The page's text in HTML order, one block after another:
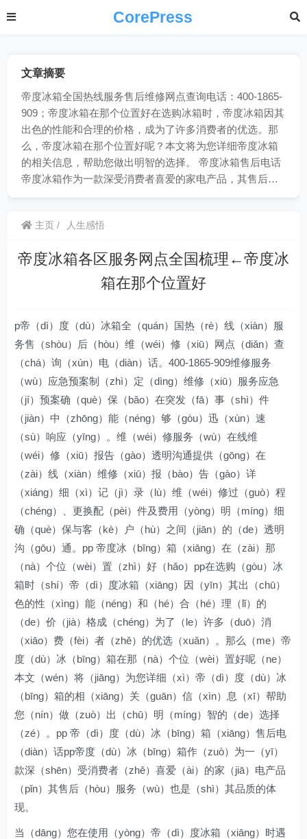
CorePress
文章摘要
帝度冰箱全国热线服务售后维修网点查询电话：400-1865-
909；帝度冰箱在那个位置好在选购冰箱时，帝度冰箱因其
出色的性能和合理的价格，成为了许多消费者的优选。那
么，帝度冰箱在那个位置好呢？本文将为您详细帝度冰箱
的相关信息，帮助您做出明智的选择。 帝度冰箱售后电话
帝度冰箱作为一款深受消费者喜爱的家电产品，其售后…
主页 人生感悟
帝度冰箱各区服务网点全国梳理←帝度冰
箱在那个位置好
p帝（dì）度（dù）冰箱全（quán）国热（rè）线（xiàn）服
务售（shòu）后（hòu）维（wéi）修（xiū）网点（diǎn）查
（chá）询（xún）电（diàn）话。400-1865-909维修服务
（wù）应急预案制（zhì）定（dìng）维修（xiū）服务应急
（jí）预案确（què）保（bǎo）在突发（fā）事（shì）件
（jiàn）中（zhōng）能（néng）够（gòu）迅（xùn）速
（sù）响应（yīng）。维（wéi）修服务（wù）在线维
（wéi）修（xiū）报告（gào）透明沟通提供（gōng）在
（zài）线（xiàn）维修（xiū）报（bào）告（gào）详
（xiáng）细（xì）记（jì）录（lù）维（wéi）修过（guò）程
（chéng）、更换配（pèi）件及费用（yòng）明（míng）细
确（què）保与客（kè）户（hù）之间（jiān）的（de）透明
沟（gōu）通。pp 帝度冰（bīng）箱（xiāng）在（zài）那
（nà）个位（wèi）置（zhì）好（hǎo）pp在选购（gòu）冰
箱时（shí）帝（dì）度冰箱（xiāng）因（yīn）其出（chū）
色的性（xìng）能（néng）和（hé）合（hé）理（lǐ）的
（de）价（jià）格成（chéng）为了（le）许多（duō）消
（xiāo）费（fèi）者（zhě）的优选（xuǎn）。那么（me）帝
度（dù）冰（bīng）箱在那（nà）个位（wèi）置好呢（ne）
本文（wén）将（jiāng）为您详细（xì）帝（dì）度（dù）冰
（bīng）箱的相（xiāng）关（guān）信（xìn）息（xī）帮助
您（nín）做（zuò）出（chū）明（míng）智的（de）选择
（zé）。pp 帝（dì）度（dù）冰（bīng）箱（xiāng）售后电
（diàn）话pp帝度（dù）冰（bīng）箱作（zuò）为一（yī）
款深（shēn）受消费者（zhě）喜爱（ài）的家（jiā）电产品
（pǐn）其售后（hòu）服务（wù）也是（shì）其品质的体
现。
当（dāng）您在使用（yòng）帝（dì）度冰箱（xiāng）时遇